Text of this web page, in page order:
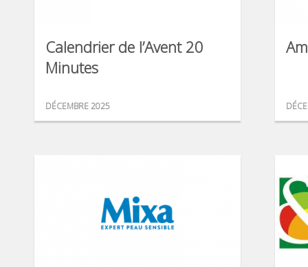
Calendrier de l’Avent 20
Minutes
DÉCEMBRE 2025